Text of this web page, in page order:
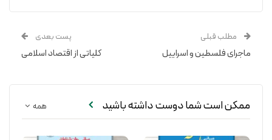
مطلب قبلی
ماجرای فلسطین و اسراییل
پست بعدی
کلیاتی از اقتصاد اسلامی
همه ممکن است شما دوست داشته باشید